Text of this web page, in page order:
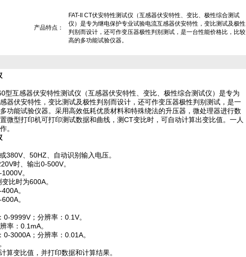
产品特点：
FAT-II CT伏安特性测试仪（互感器伏安特性、变比、极性综合测试
仪）是专为继电保护专业试验电流互感器伏安特性，变比测试及极性
判别而设计，还可作变压器极性判别测试，是一台性能价格比，比较
高的多功能试验仪器。
型互感器伏安特性测试仪（互感器伏安特性、变比、极性综合测试仪）是专为
器伏安特性，变比测试及极性判别而设计，还可作变压器极性判别测试，是一
功能试验仪器。采用高效低耗优质材料和特殊绕法的升压器，微处理器进行数
微型打印机可打印测试数据和曲线，测CT变比时，可自动计算出变比值。一人
。
380V、50HZ、自动识别输入电压。
时、输出0-500V。
。
比时为600A。
。
。
9999V；分辨率：0.1V。
率：0.1mA。
3000A；分辨率：0.01A。
算变比值，并打印数据和计算结果。